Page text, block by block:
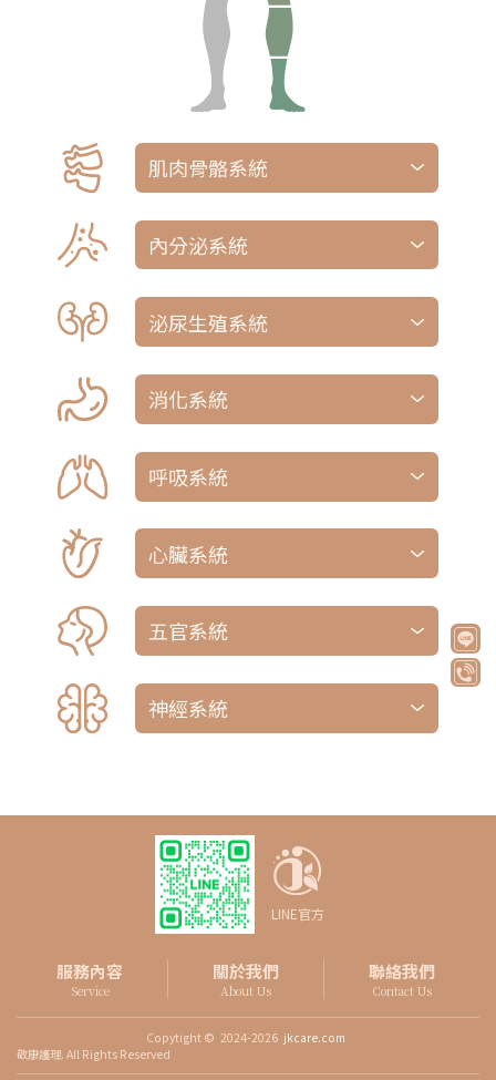
肌肉骨骼系統
測試上下肢關節活動範圍與肌肉力量。視診
關節之腫脹、壓痛與畸形、 測試手部緊握
能力、 感覺、觸診橈、尺、肱動脈、觸診
蹲、協調情形、關節活動度
內分泌系統
对于一些内分泌腺体,如甲状腺、垂体等檢
泌尿生殖系統
評估有無脹大的膀胱、腎臟有無壓痛、尿液
顏色及頻尿液尿急尿情況、尿失禁。生殖系
統有無傷口、疝氣、腫塊、壓痛感
消化系統
聽診腸蠕動音與血管音。叩診腹部並找出器
官大小。使用輕觸診檢查腹部是否有壓痛。
部淋巴結。若懷疑有腹水情形，叩診是否有
轉移性濁音
呼吸系統
並聽診整個肺部範圍、 視診並觸診乳房、
心臟系統
聽診心臟、視診與觸診胸前區之脈動、最大
心搏點（PMI）與震顫、及周邊血管末梢溫
度、水腫與靜脈曲張
五官系統
觀察臉部對稱情形與面部表情‧檢查眼外肌
運動、測試瞳孔之光反射與協調反應、視診
外耳與耳道、視診舌頭觀察是否有異常，並
否有腫塊、異常脈搏、氣管之偏斜
神經系統
意識、GCS評估、顱神經功能、上下肢運動
評估、感覺評估、肌張力評估、Babinski
sign、小腦功能評估(Finger-nose-
LINE官方
服務內容
Service
關於我們
About Us
聯絡我們
Contact Us
Copytight © 2024-2026 jkcare.com
敬康護理. All Rights Reserved